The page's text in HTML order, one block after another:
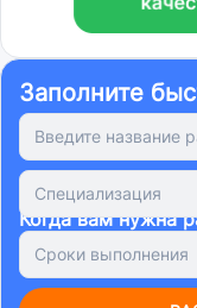
Заполните
Специализация
Когда вам нужна